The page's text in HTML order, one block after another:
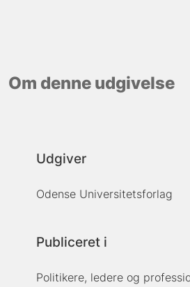
Om denne udgivelse
Udgiver
Odense Universitetsforlag
Publiceret i
Politikere, ledere og